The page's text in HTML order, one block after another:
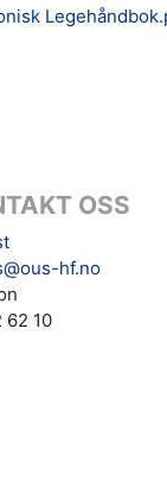
OSS
hf.no
62 10